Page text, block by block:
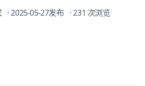
· 2025-05-27发布 · 231 次浏览